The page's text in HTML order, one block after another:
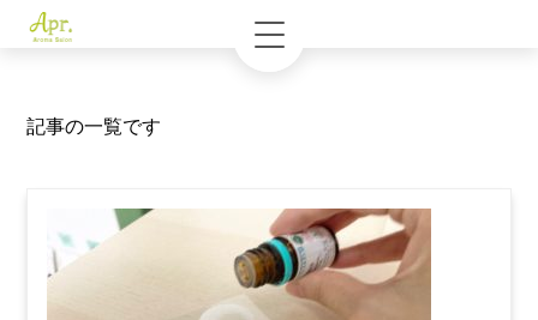
記事の一覧です